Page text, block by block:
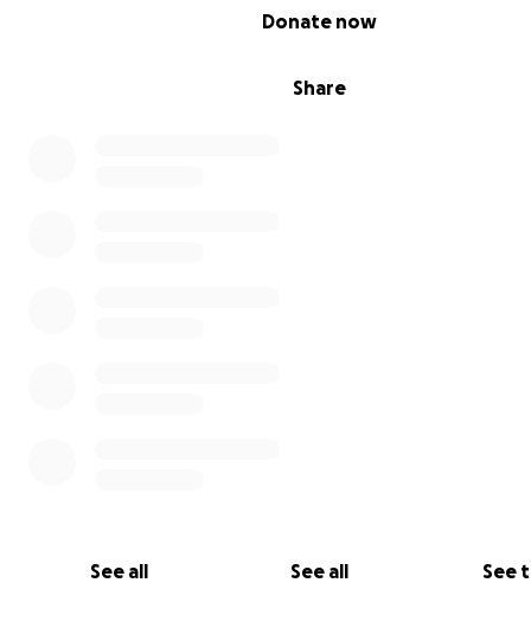
Share
Donate now
See all See all See